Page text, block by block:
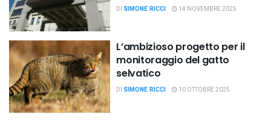
DI SIMONE RICCI 14 NOVEMBRE 2025
L’ambizioso progetto per il
monitoraggio del gatto
selvatico
DI SIMONE RICCI 10 OTTOBRE 2025